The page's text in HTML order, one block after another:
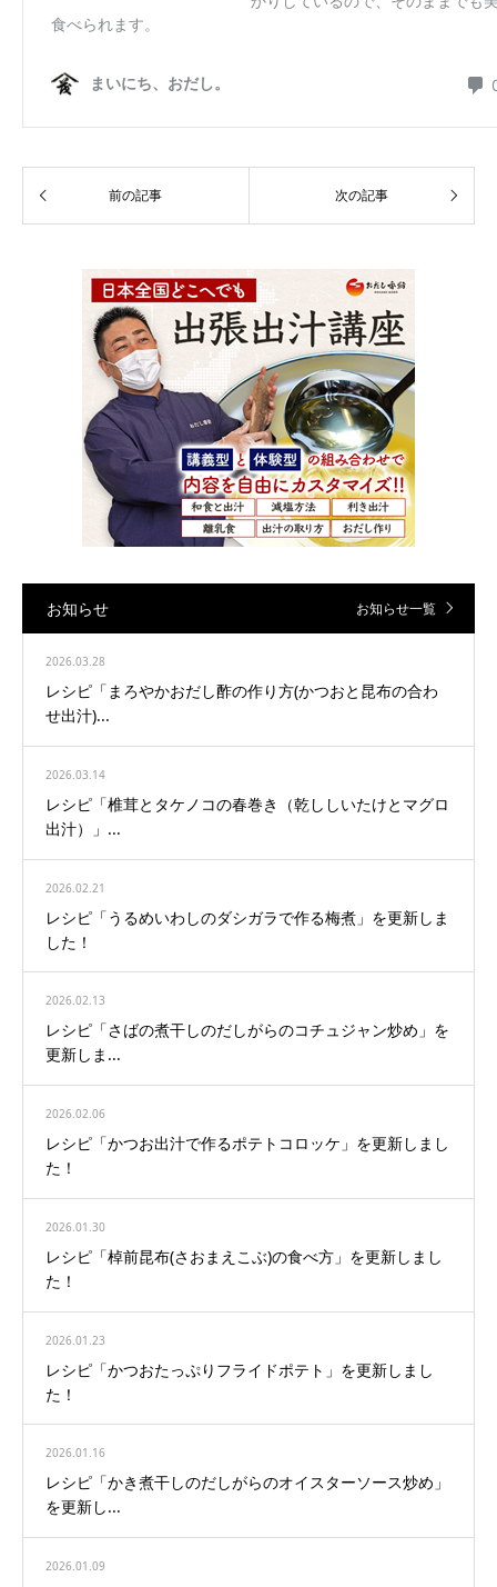
お知らせ お知らせ一覧
2026.03.28
レシピ「まろやかおだし酢の作り方(かつおと昆布の合わ
せ出汁)...
2026.03.14
レシピ「椎茸とタケノコの春巻き（乾ししいたけとマグロ
出汁）」...
2026.02.21
レシピ「うるめいわしのダシガラで作る梅煮」を更新しま
した！
2026.02.13
レシピ「さばの煮干しのだしがらのコチュジャン炒め」を
更新しま...
2026.02.06
レシピ「かつお出汁で作るポテトコロッケ」を更新しまし
た！
2026.01.30
レシピ「棹前昆布(さおまえこぶ)の食べ方」を更新しまし
た！
2026.01.23
レシピ「かつおたっぷりフライドポテト」を更新しまし
た！
2026.01.16
レシピ「かき煮干しのだしがらのオイスターソース炒め」
を更新し...
2026.01.09